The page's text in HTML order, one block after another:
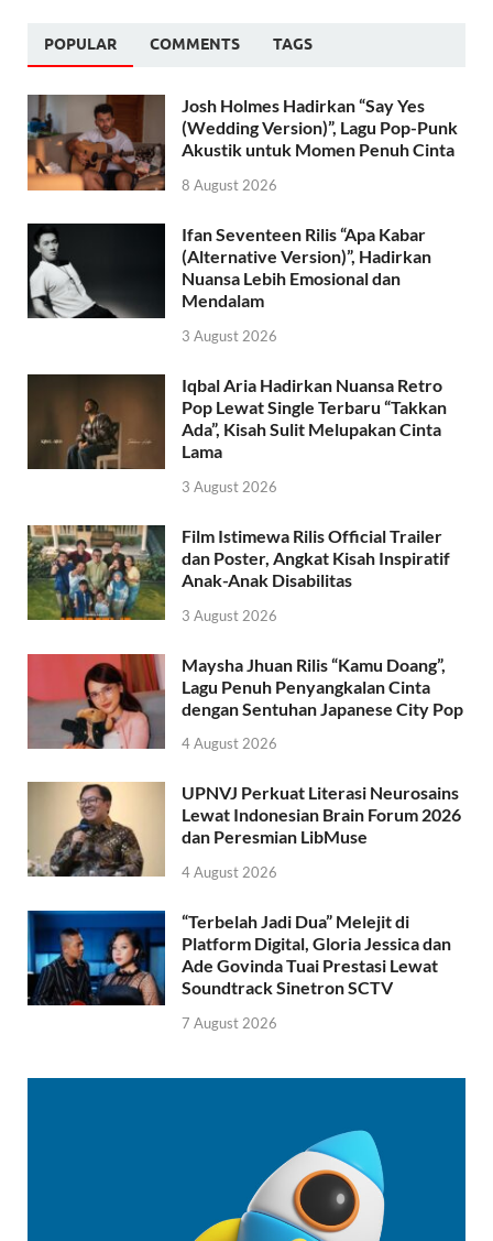
POPULAR COMMENTS TAGS
Josh Holmes Hadirkan “Say Yes
(Wedding Version)”, Lagu Pop-Punk
Akustik untuk Momen Penuh Cinta
8 August 2026
Ifan Seventeen Rilis “Apa Kabar
(Alternative Version)”, Hadirkan
Nuansa Lebih Emosional dan
Mendalam
3 August 2026
Iqbal Aria Hadirkan Nuansa Retro
Pop Lewat Single Terbaru “Takkan
Ada”, Kisah Sulit Melupakan Cinta
Lama
3 August 2026
Film Istimewa Rilis Official Trailer
dan Poster, Angkat Kisah Inspiratif
Anak-Anak Disabilitas
3 August 2026
Maysha Jhuan Rilis “Kamu Doang”,
Lagu Penuh Penyangkalan Cinta
dengan Sentuhan Japanese City Pop
4 August 2026
UPNVJ Perkuat Literasi Neurosains
Lewat Indonesian Brain Forum 2026
dan Peresmian LibMuse
4 August 2026
“Terbelah Jadi Dua” Melejit di
Platform Digital, Gloria Jessica dan
Ade Govinda Tuai Prestasi Lewat
Soundtrack Sinetron SCTV
7 August 2026